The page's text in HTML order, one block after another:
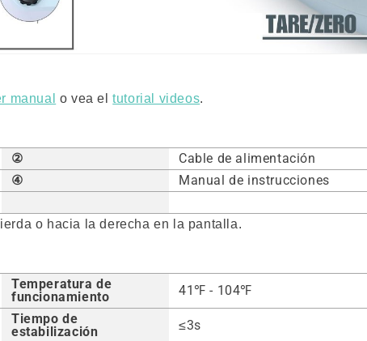
manual o vea eltutorial videos.
②
Cable de alimentación
④
Manual de instrucciones
o hacia la derecha en la pantalla.
Temperatura de
funcionamiento
41℉ - 104℉
Tiempo de
estabilización
≤3s